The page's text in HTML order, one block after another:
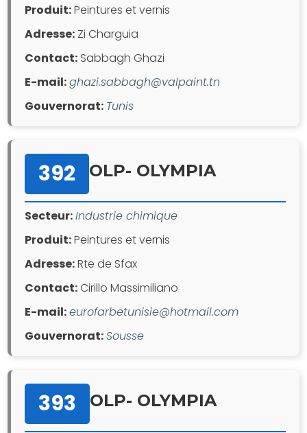
Produit:Peintures et vernis
Adresse: Zi Charguia
Contact: Sabbagh Ghazi
E-mail:ghazi.sabbagh@valpaint.tn
Gouvernorat: Tunis
392 OLP- OLYMPIA
Secteur:Industrie chimique
Produit:Peintures et vernis
Adresse:Rte de Sfax
Contact:Cirillo Massimiliano
E-mail:eurofarbetunisie@hotmail.com
Gouvernorat:Sousse
393 OLP- OLYMPIA